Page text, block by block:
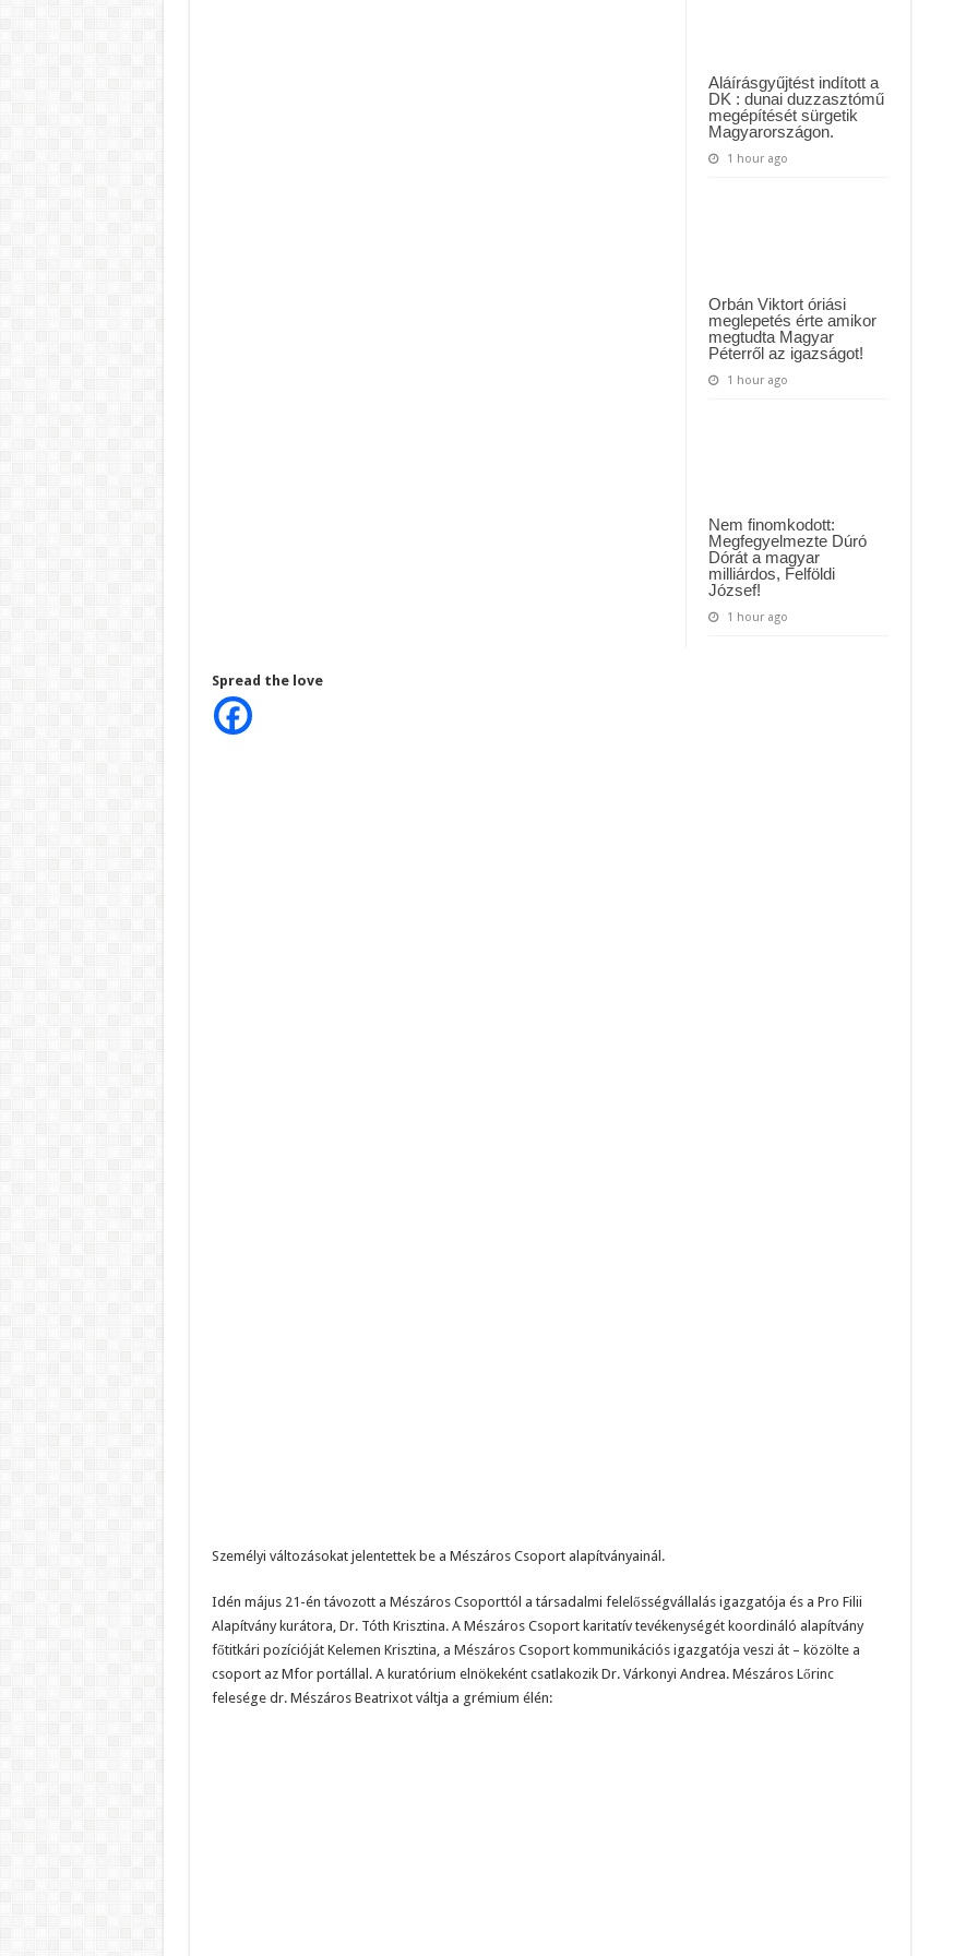
Aláírásgyűjtést indított a
DK : dunai duzzasztómű
megépítését sürgetik
Magyarországon.
1 hour ago
Orbán Viktort óriási
meglepetés érte amikor
megtudta Magyar
Péterről az igazságot!
1 hour ago
Nem finomkodott:
Megfegyelmezte Dúró
Dórát a magyar
milliárdos, Felföldi
József!
1 hour ago
Spread the love
Személyi változásokat jelentettek be a Mészáros Csoport alapítványainál.
Idén május 21-én távozott a Mészáros Csoporttól a társadalmi felelősségvállalás igazgatója és a Pro Filii
Alapítvány kurátora, Dr. Tóth Krisztina. A Mészáros Csoport karitatív tevékenységét koordináló alapítvány
főtitkári pozícióját Kelemen Krisztina, a Mészáros Csoport kommunikációs igazgatója veszi át – közölte a
csoport az Mfor portállal. A kuratórium elnökeként csatlakozik Dr. Várkonyi Andrea. Mészáros Lőrinc
felesége dr. Mészáros Beatrixot váltja a grémium élén: